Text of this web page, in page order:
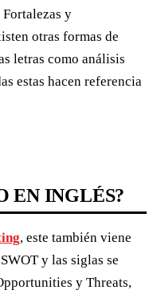
y
otras formas de
letras como análisis
estas hacen referencia
EN INGLÉS?
, este también viene
y las siglas se
y Threats,